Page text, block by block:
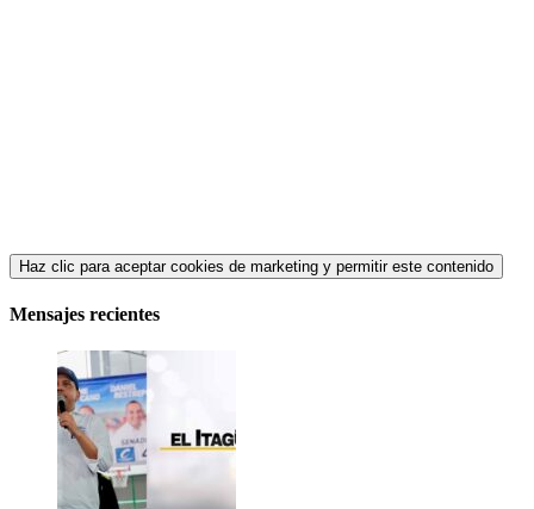
Haz clic para aceptar cookies de marketing y permitir este contenido
Mensajes recientes